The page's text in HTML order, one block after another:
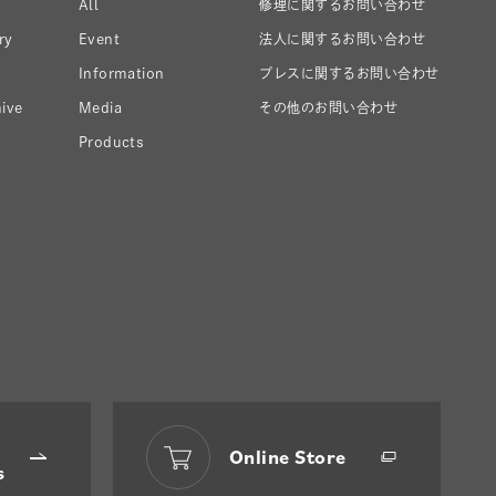
All
Event
Information
Media
Products
修理に関するお問い合わせ
法人に関するお問い合わせ
プレスに関するお問い合わせ
その他のお問い合わせ
Online Store